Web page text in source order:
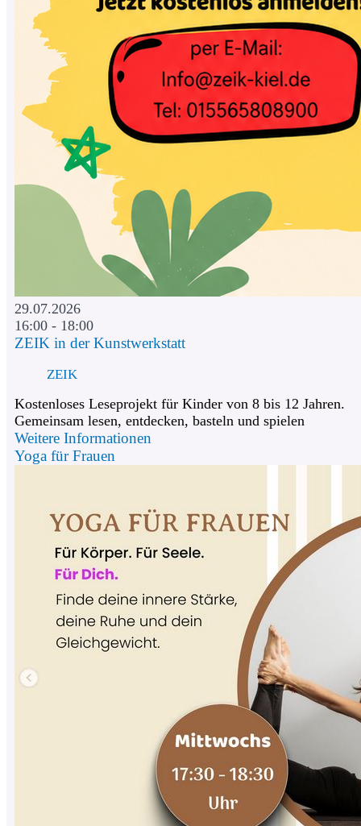
29.07.2026
16:00 - 18:00
ZEIK in der Kunstwerkstatt
ZEIK
Kostenloses Leseprojekt für Kinder von 8 bis 12 Jahren.
Gemeinsam lesen, entdecken, basteln und spielen
Weitere Informationen
Yoga für Frauen